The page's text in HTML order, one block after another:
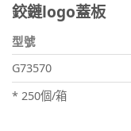
鉸鏈logo蓋板
型號
G73570
* 250個/箱